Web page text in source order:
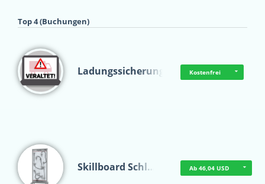
Top 4 (Buchungen)
Ladungssicherung Kostenfrei
Skillboard Schl… Ab 46,04 USD